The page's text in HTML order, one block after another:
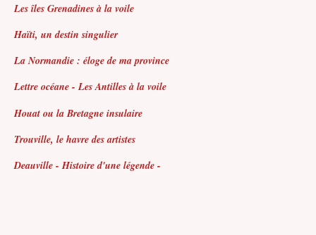
Les îles Grenadines à la voile
Haïti, un destin singulier
La Normandie : éloge de ma province
Lettre océane - Les Antilles à la voile
Houat ou la Bretagne insulaire
Trouville, le havre des artistes
Deauville - Histoire d'une légende -